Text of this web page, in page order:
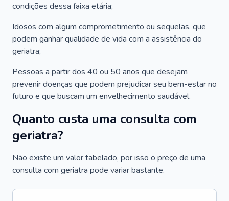
condições dessa faixa etária;
Idosos com algum comprometimento ou sequelas, que
podem ganhar qualidade de vida com a assistência do
geriatra;
Pessoas a partir dos 40 ou 50 anos que desejam
prevenir doenças que podem prejudicar seu bem-estar no
futuro e que buscam um envelhecimento saudável.
Quanto custa uma consulta com
geriatra?
Não existe um valor tabelado, por isso o preço de uma
consulta com geriatra pode variar bastante.